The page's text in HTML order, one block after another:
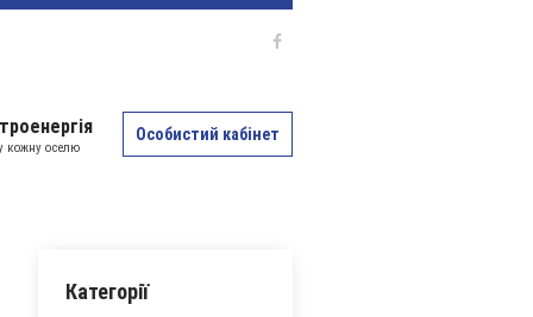
Особистий кабінет
кожну оселю
Категорії